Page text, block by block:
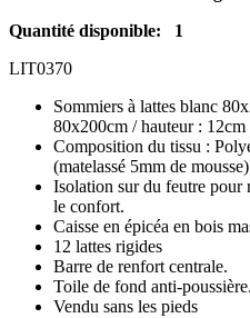
Quantité disponible: 1
LIT0370
Sommiers à lattes blanc
80x200cm / hauteur : 12cm
Composition du tissu :
(matelassé 5mm de
Isolation sur du feutre pour
le confort.
Caisse en épicéa en bois
12 lattes rigides
Barre de renfort centrale.
Toile de fond anti-poussière.
Vendu sans les pieds